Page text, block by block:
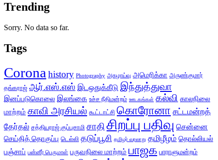
Trending
Sorry. No data so far.
Tags
Corona history Photography அகழாய்வு அமெரிக்கா அருண்குமார்
தங்கராஜ் ஆர்.எஸ்.எஸ் இடஒதுக்கீடு இந்துத்துவா
இனப்படுகொலை இலங்கை உச்ச நீதிமன்றம் ஊடகங்கள் கல்வி காலநிலை
மாற்றம் காவி அரசியல் கூட்டாட்சி கொரோனா சட்டமன்றத்
தேர்தல் சத்தியராஜ் குப்புசாமி சாதிசிறப்பு பதிவு சென்னை
செய்தித் தொகுப்பு டெல்லி தடுப்பூசி தமிழர் வரலாறு தமிழீழம் தொல்லியல்
பஞ்சாப் பன்னீர் பெருமாள் பருவநிலை மாற்றம் பாஜக பாராளுமன்றம்